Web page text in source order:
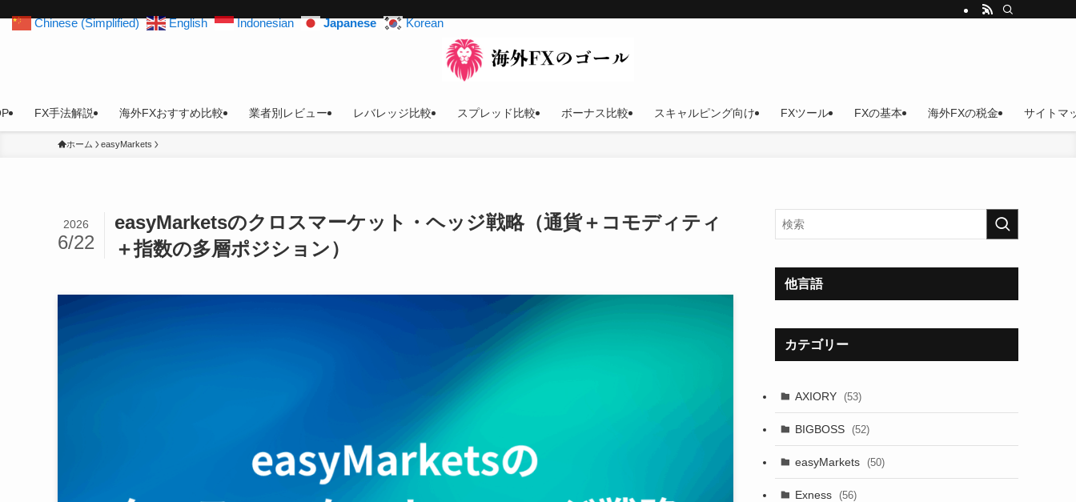
FX手法解説 海外FXおすすめ比較 業者別レビュー レバレッジ比較 スプレッド比較 ボーナス比較 スキャルピング向け FXツール FXの基本 海外FXの税金 サイトマ
ホーム easyMarkets
easyMarketsのクロスマーケット・ヘッジ戦略（通貨＋コモディティ
＋指数の多層ポジション）
2026
6/22
他言語
カテゴリー
AXIORY (53)
BIGBOSS (52)
easyMarkets (50)
Exness (56)
Chinese (Simplified) English Indonesian Japanese Korean